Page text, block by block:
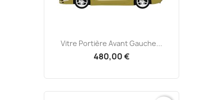
Vitre Portière Avant Gauche...
480,00 €